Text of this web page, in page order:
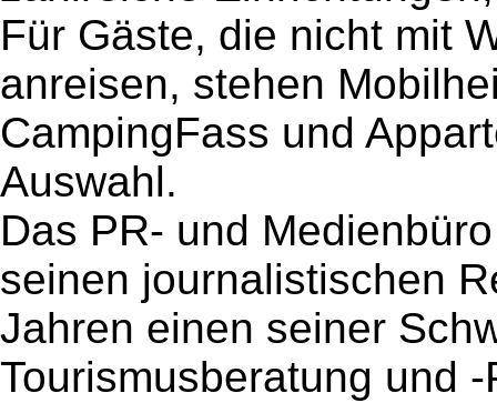
Für Gäste, die nicht mit
anreisen, stehen
CampingFass und
Auswahl.
Das PR- und
seinen journalistischen
Jahren einen seiner
Tourismusberatung und